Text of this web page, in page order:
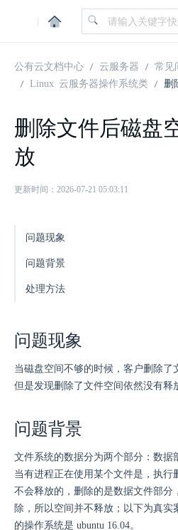
|
公有云文档中心 云服务器 常见
Linux 云服务器操作系统类
删
删除文件后磁盘
放
更新时间：2026-07-21 05:03:11
问题现象
问题背景
处理方法
问题现象
当磁盘空间不够的时候，客户删除了
但是发现删除了文件空间依然没有释
问题背景
文件系统的数据分为两个部分：数据
当有进程正在使用某个文件是，执行
不会释放的，删除的是数据文件部分
除，所以空间并不释放；以下为真实
的操作系统是 ubuntu 16.04。